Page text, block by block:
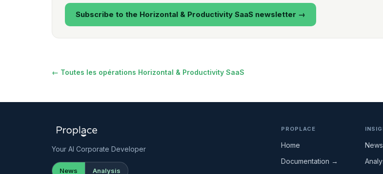
Subscribe to the Horizontal & Productivity SaaS newsletter →
← Toutes les opérations Horizontal & Productivity SaaS
Your AI Corporate Developer
News Analysis
PROPLACE
Home
Documentation →
News